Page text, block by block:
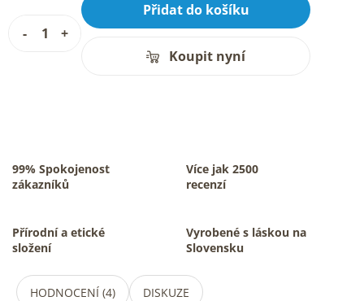
Přidat do košíku
Koupit nyní
99% Spokojenost
zákazníků
Více jak 2500
recenzí
Přírodní a etické
složení
Vyrobené s láskou na
Slovensku
HODNOCENÍ (4) DISKUZE